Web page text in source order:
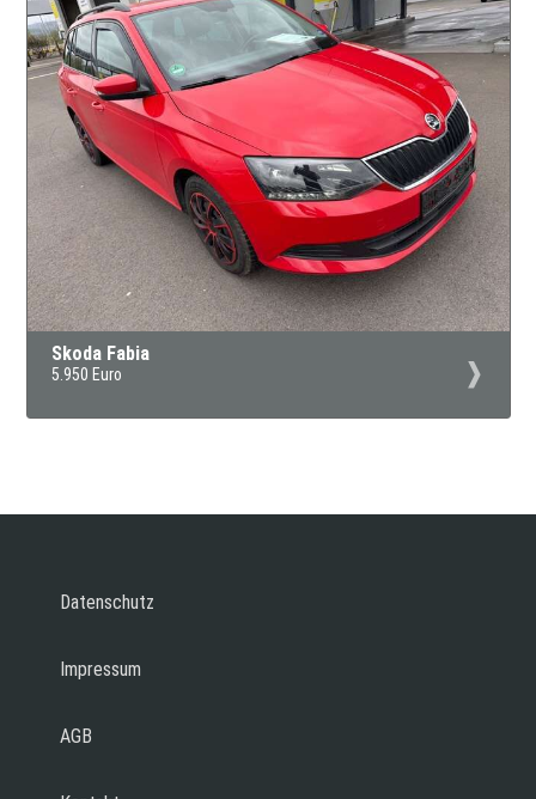
Skoda Fabia
5.950 Euro
Datenschutz
Impressum
AGB